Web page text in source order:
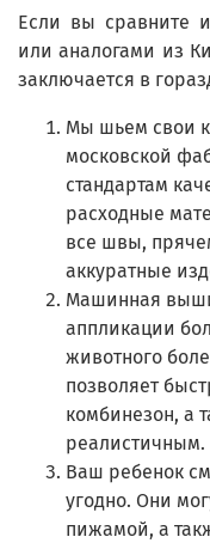
Если вы сравните
или аналогами из
заключается в
Мы шьем свои
московской
стандартам
расходные
все швы,
аккуратные
Машинная
аппликации
животного
позволяет
комбинезон, а
реалистичным.
Ваш ребенок
угодно. Они
пижамой, а